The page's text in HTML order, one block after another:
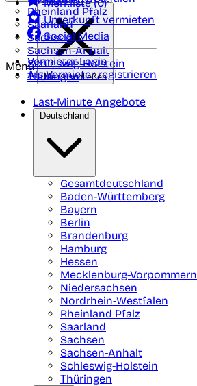
Rheinland Pfalz
Saarland
Sachsen
Sachsen-Anhalt
Schleswig-Holstein
Thüringen
Merkliste (0)
Unterkunft vermieten
Social Media
Vermieter-Login
Als Vermieter registrieren
Menü
Menü schließen
Last-Minute Angebote
Deutschland
Gesamtdeutschland
Baden-Württemberg
Bayern
Berlin
Brandenburg
Hamburg
Hessen
Mecklenburg-Vorpommern
Niedersachsen
Nordrhein-Westfalen
Rheinland Pfalz
Saarland
Sachsen
Sachsen-Anhalt
Schleswig-Holstein
Thüringen